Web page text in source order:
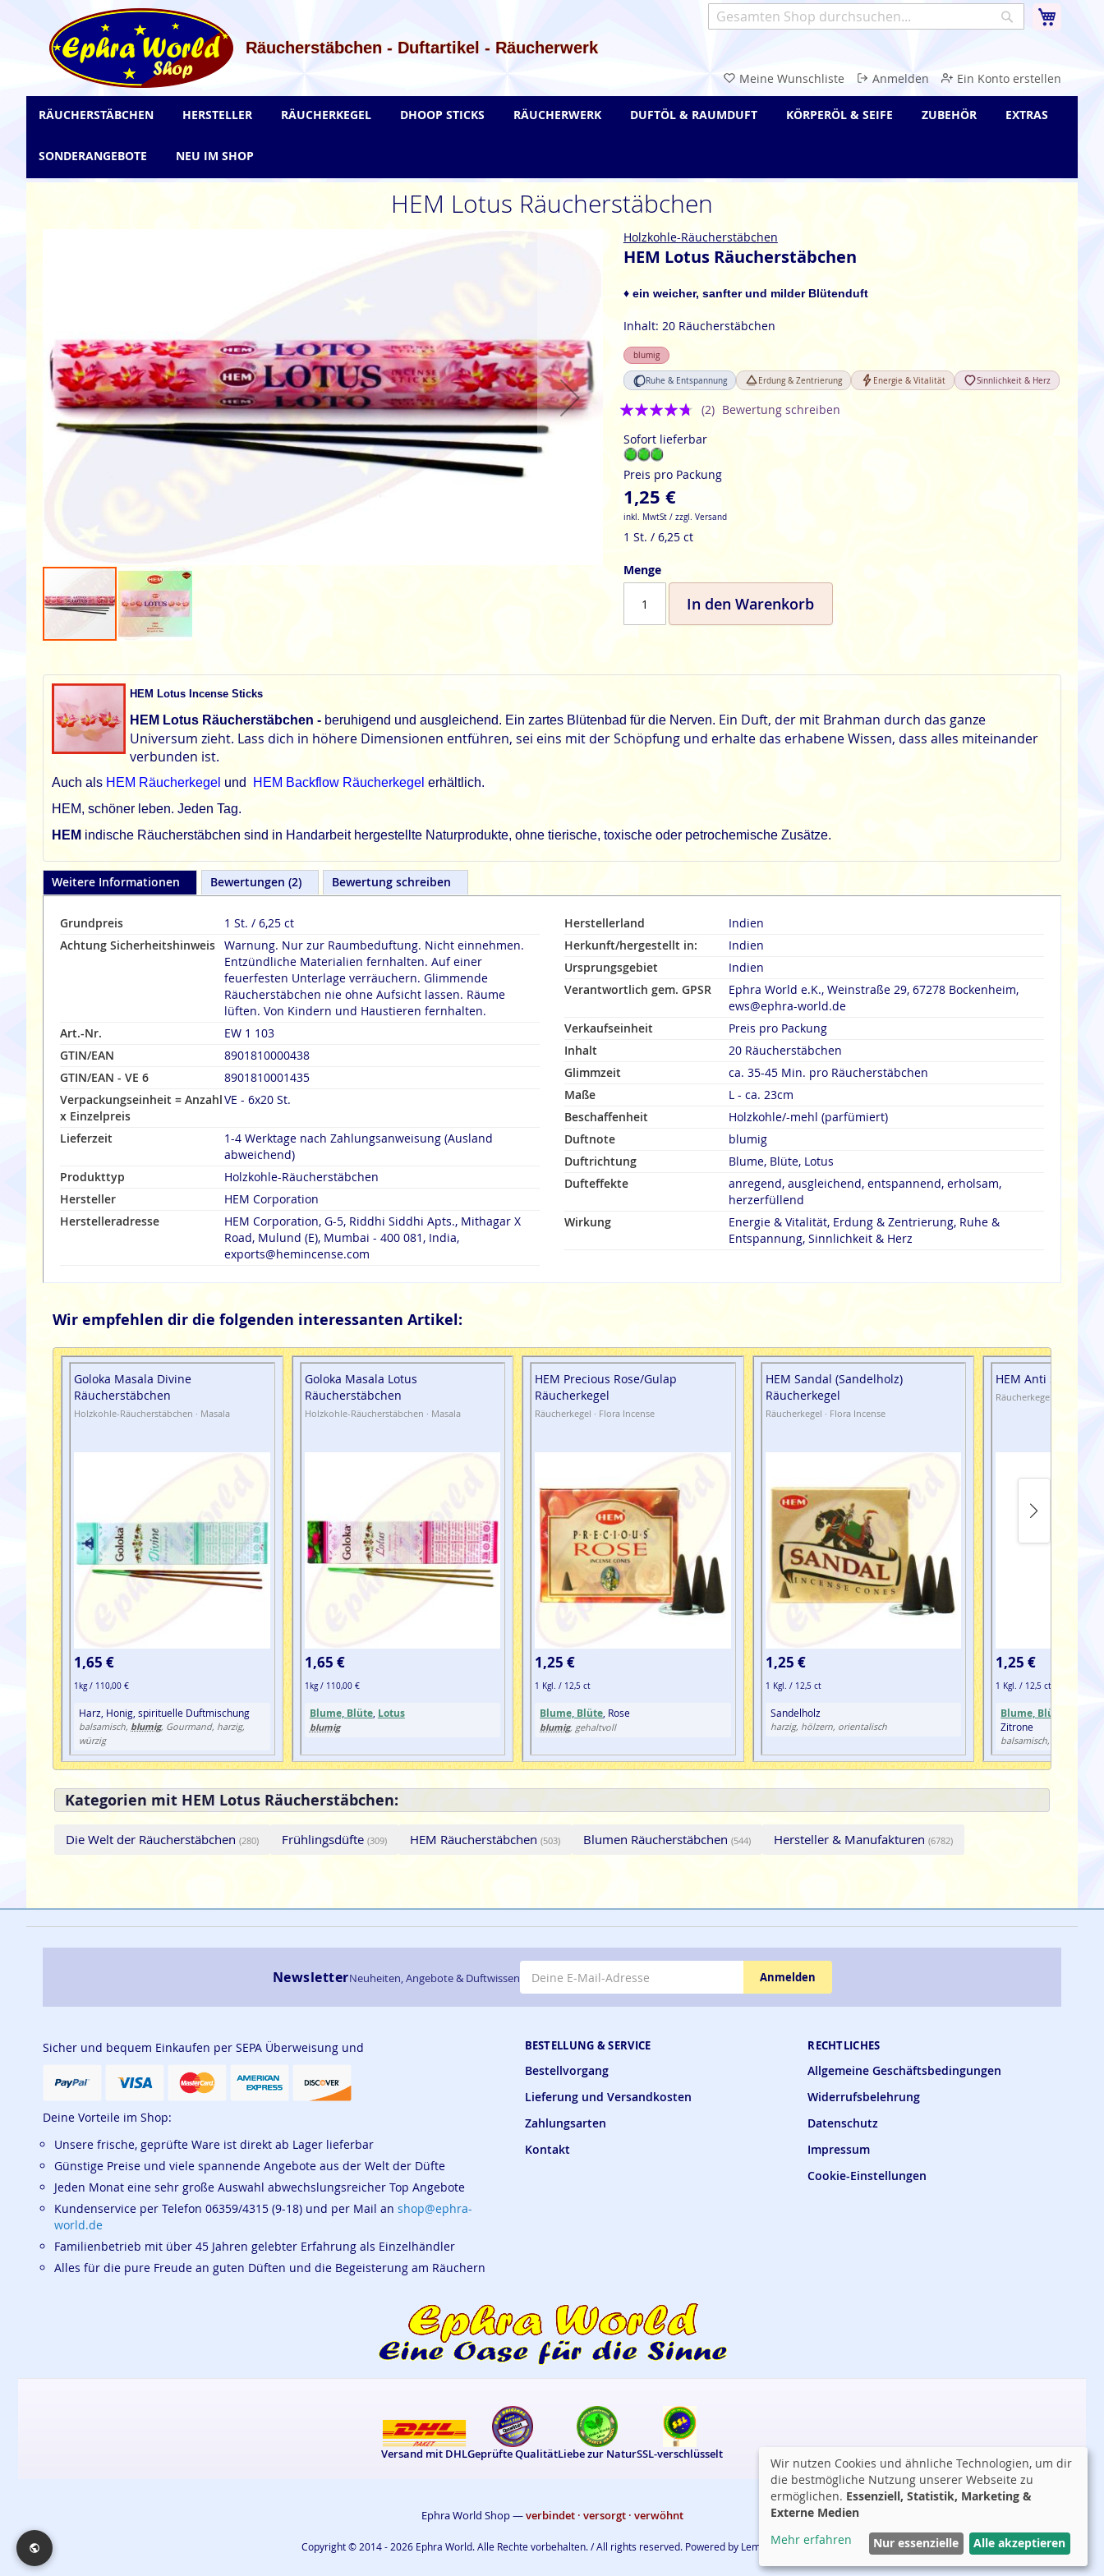
Suche
Räucherstäbchen - Duftartikel - Räucherwerk
Meine Wunschliste Anmelden Ein Konto erstellen
Inhalt
springen
HEM Lotus Räucherstäbchen
der
Bildgalerie
springen
Holzkohle-Räucherstäbchen
HEM Lotus Räucherstäbchen
♦ ein weicher, sanfter und milder Blütenduft
Inhalt: 20 Räucherstäbchen
blumig
Ruhe & Entspannung Erdung & Zentrierung Energie & Vitalität Sinnlichkeit & Herz
Bewertung:
(2) Bewertung schreiben
Sofort lieferbar
Preis pro Packung
1,25 €
inkl. MwtSt / zzgl. Versand
1 St. / 6,25 ct
Menge
In den Warenkorb
HEM Lotus Incense Sticks
HEM Lotus Räucherstäbchen - beruhigend und ausgleichend. Ein zartes Blütenbad für die Nerven. Ein Duft, der mit Brahman durch das ganze
Universum zieht. Lass dich in höhere Dimensionen entführen, sei eins mit der Schöpfung und erhalte das erhabene Wissen, dass alles miteinander
verbunden ist.
Auch als HEM Räucherkegel und HEM Backflow Räucherkegel erhältlich.
HEM, schöner leben. Jeden Tag.
HEM indische Räucherstäbchen sind in Handarbeit hergestellte Naturprodukte, ohne tierische, toxische oder petrochemische Zusätze.
Weitere Informationen
Grundpreis
1 St. / 6,25 ct
Achtung Sicherheitshinweis Warnung. Nur zur Raumbeduftung. Nicht einnehmen.
Entzündliche Materialien fernhalten. Auf einer
feuerfesten Unterlage verräuchern. Glimmende
Räucherstäbchen nie ohne Aufsicht lassen. Räume
lüften. Von Kindern und Haustieren fernhalten.
Art.-Nr.
EW 1 103
GTIN/EAN
8901810000438
GTIN/EAN - VE 6
8901810001435
Verpackungseinheit = Anzahl
x Einzelpreis
VE - 6x20 St.
Lieferzeit
1-4 Werktage nach Zahlungsanweisung (Ausland
abweichend)
Produkttyp
Holzkohle-Räucherstäbchen
Hersteller
HEM Corporation
Herstelleradresse
HEM Corporation, G-5, Riddhi Siddhi Apts., Mithagar X
Road, Mulund (E), Mumbai - 400 081, India,
exports@hemincense.com
Herstellerland
Indien
Herkunft/hergestellt in:
Indien
Ursprungsgebiet
Indien
Verantwortlich gem. GPSR
Ephra World e.K., Weinstraße 29, 67278 Bockenheim,
ews@ephra-world.de
Verkaufseinheit
Preis pro Packung
Inhalt
20 Räucherstäbchen
Glimmzeit
ca. 35-45 Min. pro Räucherstäbchen
Maße
L - ca. 23cm
Beschaffenheit
Holzkohle/-mehl (parfümiert)
Duftnote
blumig
Duftrichtung
Blume, Blüte, Lotus
Dufteffekte
anregend, ausgleichend, entspannend, erholsam,
herzerfüllend
Wirkung
Energie & Vitalität, Erdung & Zentrierung, Ruhe &
Entspannung, Sinnlichkeit & Herz
Bewertungen 2 Bewertung schreiben
Wir empfehlen dir die folgenden interessanten Artikel:
Goloka Masala Divine
Räucherstäbchen
Holzkohle-Räucherstäbchen · Masala
1,65 €
1kg / 110,00 €
Harz, Honig, spirituelle Duftmischung
balsamisch, blumig, Gourmand, harzig,
würzig
Goloka Masala Lotus
Räucherstäbchen
Holzkohle-Räucherstäbchen · Masala
1,65 €
1kg / 110,00 €
Blume, Blüte, Lotus
blumig
HEM Precious Rose/Gulap
Räucherkegel
Räucherkegel · Flora Incense
1,25 €
1 Kgl. / 12,5 ct
Blume, Blüte , Rose
blumig, gehaltvoll
HEM Sandal (Sandelholz)
Räucherkegel
Räucherkegel · Flora Incense
1,25 €
1 Kgl. / 12,5 ct
Sandelholz
harzig, hölzern, orientalisch
HEM Anti Stress
Räucherkegel · Flora
1,25 €
1 Kgl. / 12,5 ct
Blume, Blüte
Zitrone
balsamisch,
Kategorien mit HEM Lotus Räucherstäbchen:
Die Welt der Räucherstäbchen (280) Frühlingsdüfte (309) HEM Räucherstäbchen (503) Blumen Räucherstäbchen (544) Hersteller & Manufakturen (6782)
RÄUCHERSTÄBCHEN HERSTELLER RÄUCHERKEGEL DHOOP STICKS RÄUCHERWERK DUFTÖL & RAUMDUFT KÖRPERÖL & SEIFE ZUBEHÖR EXTRAS
SONDERANGEBOTE NEU IM SHOP
BESTELLUNG & SERVICE
Bestellvorgang
Lieferung und Versandkosten
Zahlungsarten
Kontakt
RECHTLICHES
Allgemeine Geschäftsbedingungen
Widerrufsbelehrung
Datenschutz
Impressum
Cookie-Einstellungen
NewsletterNeuheiten, Angebote & Duftwissen Anmelden
Sicher und bequem Einkaufen per SEPA Überweisung und
Deine Vorteile im Shop:
Unsere frische, geprüfte Ware ist direkt ab Lager lieferbar
Günstige Preise und viele spannende Angebote aus der Welt der Düfte
Jeden Monat eine sehr große Auswahl abwechslungsreicher Top Angebote
Kundenservice per Telefon 06359/4315 (9-18) und per Mail an shop@ephra-
world.de
Familienbetrieb mit über 45 Jahren gelebter Erfahrung als Einzelhändler
Alles für die pure Freude an guten Düften und die Begeisterung am Räuchern
Versand mit DHLGeprüfte QualitätLiebe zur NaturSSL-verschlüsselt
Ephra World Shop —verbindet · versorgt · verwöhnt
Copyright © 2014 - 2026 Ephra World. Alle Rechte vorbehalten. / All rights reserved. Powered by Lemmy Tauer
Wir nutzen Cookies und ähnliche Technologien, um dir
die bestmögliche Nutzung unserer Webseite zu
ermöglichen. Essenziell, Statistik, Marketing &
Externe Medien
Mehr erfahren
Nur essenzielle Alle akzeptieren